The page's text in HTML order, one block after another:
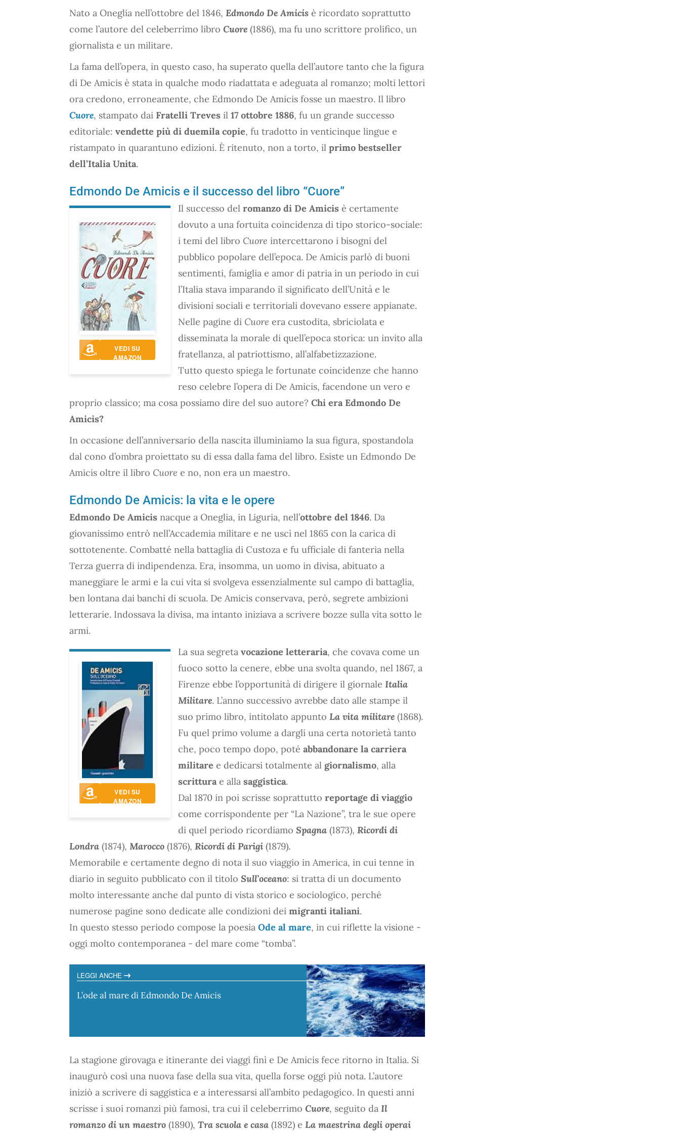
Nato a Oneglia nell’ottobre del 1846, Edmondo De Amicis è ricordato soprattutto
come l’autore del celeberrimo libro Cuore (1886), ma fu uno scrittore prolifico, un
giornalista e un militare.
La fama dell’opera, in questo caso, ha superato quella dell’autore tanto che la figura
di De Amicis è stata in qualche modo riadattata e adeguata al romanzo; molti lettori
ora credono, erroneamente, che Edmondo De Amicis fosse un maestro. Il libro
Cuore, stampato dai Fratelli Treves il 17 ottobre 1886, fu un grande successo
editoriale: vendette più di duemila copie, fu tradotto in venticinque lingue e
ristampato in quarantuno edizioni. È ritenuto, non a torto, il primo bestseller
dell’Italia Unita.
Edmondo De Amicis e il successo del libro “Cuore”
VEDI SU
AMAZON
Il successo del romanzo di De Amicis è certamente
dovuto a una fortuita coincidenza di tipo storico-sociale:
i temi del libro Cuore intercettarono i bisogni del
pubblico popolare dell’epoca. De Amicis parlò di buoni
sentimenti, famiglia e amor di patria in un periodo in cui
l’Italia stava imparando il significato dell’Unità e le
divisioni sociali e territoriali dovevano essere appianate.
Nelle pagine di Cuore era custodita, sbriciolata e
disseminata la morale di quell’epoca storica: un invito alla
fratellanza, al patriottismo, all’alfabetizzazione.
Tutto questo spiega le fortunate coincidenze che hanno
reso celebre l’opera di De Amicis, facendone un vero e
proprio classico; ma cosa possiamo dire del suo autore? Chi era Edmondo De
Amicis?
In occasione dell’anniversario della nascita illuminiamo la sua figura, spostandola
dal cono d’ombra proiettato su di essa dalla fama del libro. Esiste un Edmondo De
Amicis oltre il libro Cuore e no, non era un maestro.
Edmondo De Amicis: la vita e le opere
Edmondo De Amicis nacque a Oneglia, in Liguria, nell’ottobre del 1846. Da
giovanissimo entrò nell’Accademia militare e ne uscì nel 1865 con la carica di
sottotenente. Combatté nella battaglia di Custoza e fu ufficiale di fanteria nella
Terza guerra di indipendenza. Era, insomma, un uomo in divisa, abituato a
maneggiare le armi e la cui vita si svolgeva essenzialmente sul campo di battaglia,
ben lontana dai banchi di scuola. De Amicis conservava, però, segrete ambizioni
letterarie. Indossava la divisa, ma intanto iniziava a scrivere bozze sulla vita sotto le
armi.
VEDI SU
AMAZON
La sua segreta vocazione letteraria, che covava come un
fuoco sotto la cenere, ebbe una svolta quando, nel 1867, a
Firenze ebbe l’opportunità di dirigere il giornale Italia
Militare. L’anno successivo avrebbe dato alle stampe il
suo primo libro, intitolato appunto La vita militare (1868).
Fu quel primo volume a dargli una certa notorietà tanto
che, poco tempo dopo, poté abbandonare la carriera
militare e dedicarsi totalmente al giornalismo, alla
scrittura e alla saggistica.
Dal 1870 in poi scrisse soprattutto reportage di viaggio
come corrispondente per “La Nazione”, tra le sue opere
di quel periodo ricordiamo Spagna (1873), Ricordi di
Londra (1874), Marocco (1876), Ricordi di Parigi (1879).
Memorabile e certamente degno di nota il suo viaggio in America, in cui tenne in
diario in seguito pubblicato con il titolo Sull’oceano: si tratta di un documento
molto interessante anche dal punto di vista storico e sociologico, perché
numerose pagine sono dedicate alle condizioni dei migranti italiani.
In questo stesso periodo compose la poesia Ode al mare, in cui riflette la visione -
oggi molto contemporanea - del mare come “tomba”.
LEGGI ANCHE
L’ode al mare di Edmondo De Amicis
La stagione girovaga e itinerante dei viaggi finì e De Amicis fece ritorno in Italia. Si
inaugurò così una nuova fase della sua vita, quella forse oggi più nota. L’autore
iniziò a scrivere di saggistica e a interessarsi all’ambito pedagogico. In questi anni
scrisse i suoi romanzi più famosi, tra cui il celeberrimo Cuore, seguito da Il
romanzo di un maestro (1890), Tra scuola e casa (1892) e La maestrina degli operai